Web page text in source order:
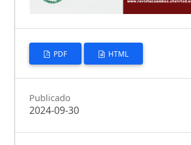
PDF HTML
Publicado
2024-09-30